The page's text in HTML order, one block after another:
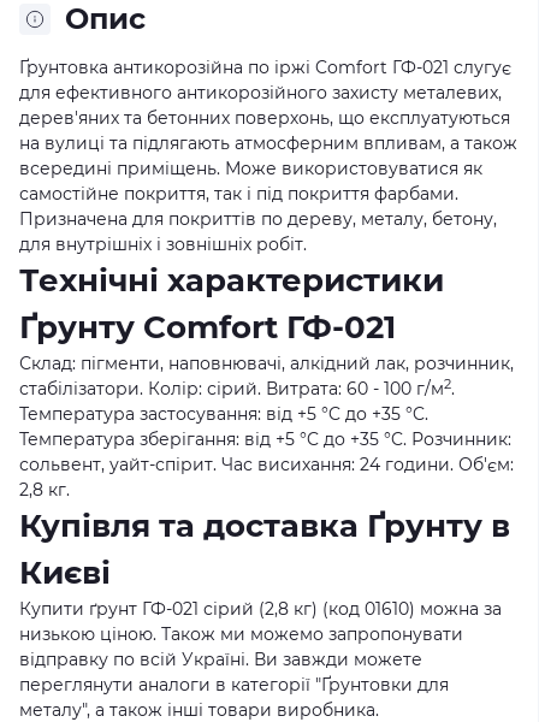
Опис
Ґрунтовка антикорозійна по іржі Comfort ГФ-021 слугує
для ефективного антикорозійного захисту металевих,
дерев'яних та бетонних поверхонь, що експлуатуються
на вулиці та підлягають атмосферним впливам, а також
всередині приміщень. Може використовуватися як
самостійне покриття, так і під покриття фарбами.
Призначена для покриттів по дереву, металу, бетону,
для внутрішніх і зовнішніх робіт.
Технічні характеристики
Ґрунту Comfort ГФ-021
Склад: пігменти, наповнювачі, алкідний лак, розчинник,
стабілізатори. Колір: сірий. Витрата: 60 - 100 г/м2.
Температура застосування: від +5 °C до +35 °C.
Температура зберігання: від +5 °C до +35 °C. Розчинник:
сольвент, уайт-спірит. Час висихання: 24 години. Об'єм:
2,8 кг.
Купівля та доставка Ґрунту в
Києві
Купити ґрунт ГФ-021 сірий (2,8 кг) (код 01610) можна за
низькою ціною. Також ми можемо запропонувати
відправку по всій Україні. Ви завжди можете
переглянути аналоги в категорії "Ґрунтовки для
металу", а також інші товари виробника.